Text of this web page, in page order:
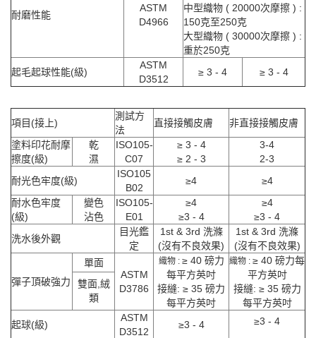
耐磨性能
ASTM
D4966
中型織物 ( 20000次摩擦 ) :
150克至250克
大型織物 ( 30000次摩擦 ) :
重於250克
起毛起球性能(級)
ASTM
D3512
≥ 3 - 4 ≥ 3 - 4
項目(接上)
測試方
法
直接接觸皮膚
非直接接觸皮膚
塗料印花耐摩
擦度(級)
乾
濕
ISO105-
C07
≥ 3 - 4
≥ 2 - 3
3-4
2-3
耐光色牢度(級)
ISO105
B02
≥4
≥4
耐水色牢度
(級)
變色
沾色
ISO105-
E01
≥4
≥3 - 4
≥4
≥3 - 4
洗水後外觀
目光鑑
定
1st & 3rd 洗滌
(沒有不良效果)
1st & 3rd 洗滌
(沒有不良效果)
彈子頂破強力
單面
ASTM
D3786
織物 : ≥ 40 磅力
每平方英吋
接縫: ≥ 35 磅力
每平方英吋
織物 : ≥ 40 磅力每
平方英吋
接縫: ≥ 35 磅力
每平方英吋
雙面,絨
類
起球(級)
ASTM
D3512
≥3 - 4 ≥3 - 4